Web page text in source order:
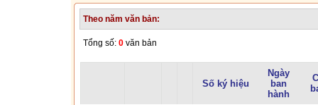
Theo năm văn bản:
Tổng số: 0 văn bản
Số ký hiệu
Ngày
ban
hành